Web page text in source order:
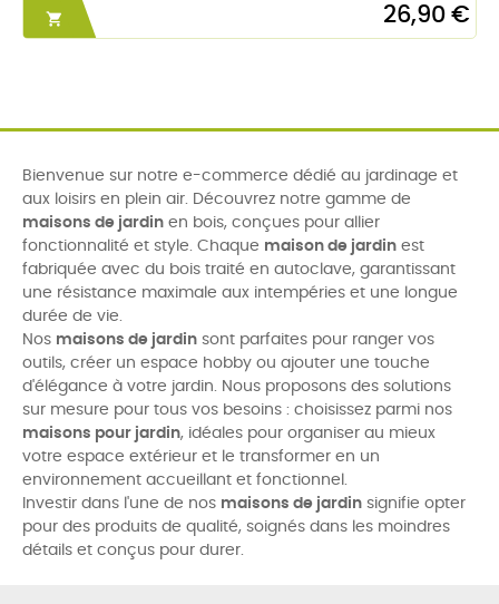
 26,90 €
Bienvenue sur notre e-commerce dédié au jardinage et
aux loisirs en plein air. Découvrez notre gamme de
maisons de jardin en bois, conçues pour allier
fonctionnalité et style. Chaque maison de jardin est
fabriquée avec du bois traité en autoclave, garantissant
une résistance maximale aux intempéries et une longue
durée de vie.
Nos maisons de jardin sont parfaites pour ranger vos
outils, créer un espace hobby ou ajouter une touche
d'élégance à votre jardin. Nous proposons des solutions
sur mesure pour tous vos besoins : choisissez parmi nos
maisons pour jardin, idéales pour organiser au mieux
votre espace extérieur et le transformer en un
environnement accueillant et fonctionnel.
Investir dans l'une de nos maisons de jardin signifie opter
pour des produits de qualité, soignés dans les moindres
détails et conçus pour durer.